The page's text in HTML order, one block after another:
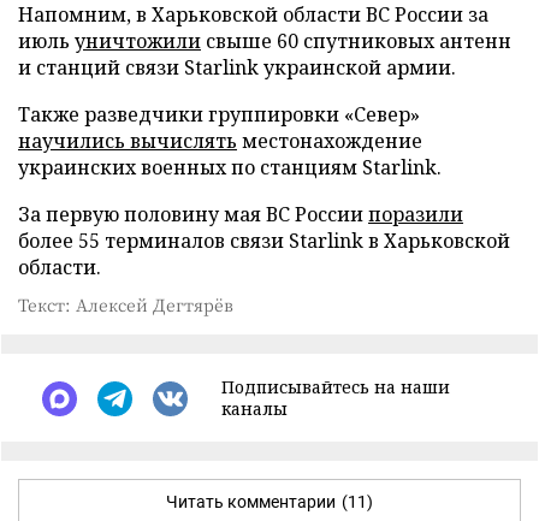
Напомним, в Харьковской области ВС России за
июль уничтожили свыше 60 спутниковых антенн
и станций связи Starlink украинской армии.
Также разведчики группировки «Север»
научились вычислять местонахождение
украинских военных по станциям Starlink.
За первую половину мая ВС Россиипоразили
более 55 терминалов связи Starlink в Харьковской
области.
Текст: Алексей Дегтярёв
Подписывайтесь на наши
каналы
Читать комментарии (11)